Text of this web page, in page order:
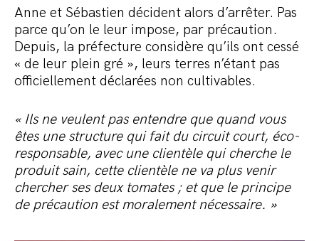
Anne et Sébastien décident alors d’arrêter. Pas
parce qu’on le leur impose, par précaution.
Depuis, la préfecture considère qu’ils ont cessé
« de leur plein gré », leurs terres n’étant pas
officiellement déclarées non cultivables.
« Ils ne veulent pas entendre que quand vous
êtes une structure qui fait du circuit court, éco-
responsable, avec une clientèle qui cherche le
produit sain, cette clientèle ne va plus venir
chercher ses deux tomates ; et que le principe
de précaution est moralement nécessaire. »